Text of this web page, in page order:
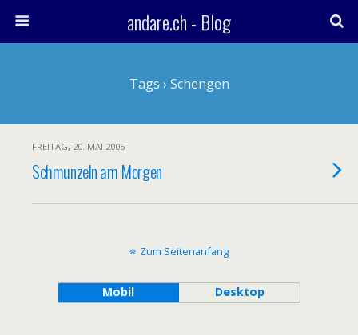
andare.ch - Blog
Tags › Schengen
FREITAG, 20. MAI 2005
Schmunzeln am Morgen
Zum Seitenanfang
Mobil Desktop